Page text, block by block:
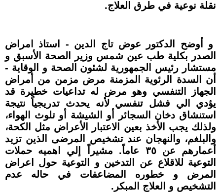
نقلة نوعية في طرق العلاج.
و أوضح الدكتور عوض تاج الدين - استاذ امراض
الصدر بكلية طب عين شمس وزير الصحة الأسبق و
مستشار رئيس الجمهورية لشئون الصحة و الوقاية -
أن السدة الرئوية المزمنة مرض مزمن من أمراض
الجهاز التنفسي وهو مرض له تداعيات خطيرة قد
يؤدي الي فشل تنفسي لأنه يحدث تدريجياً نتيجة
استنشاق دخان السجائر أو الشيشة أو تلوث الهواء،
ولذلك يجب الأخذ بعين الاعتبار الأعراض مثل الكحة،
والبلغم، والنهجان عند تشخيص المرضى الذين تزيد
أعمارهم عن ٣٥ عاماً. مشيراً إلي اهميه حملات
التوعية للاقلاع عن التدخين و التوعية حول اعراض
المرض و خطوره المضاعفات في حاله عدم
التشخيص و العلاج المبكر.